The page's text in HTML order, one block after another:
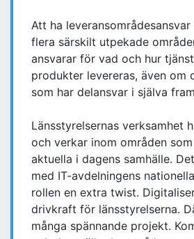
Att ha
flera särskilt utpekade
ansvarar för vad och hur
produkter levereras, även om
som har delansvar i själva
Länsstyrelsernas verksamhet
och verkar inom områden
aktuella i dagens samhälle.
med IT-avdelningens
rollen en extra twist.
drivkraft för länsstyrelserna.
många spännande projekt.